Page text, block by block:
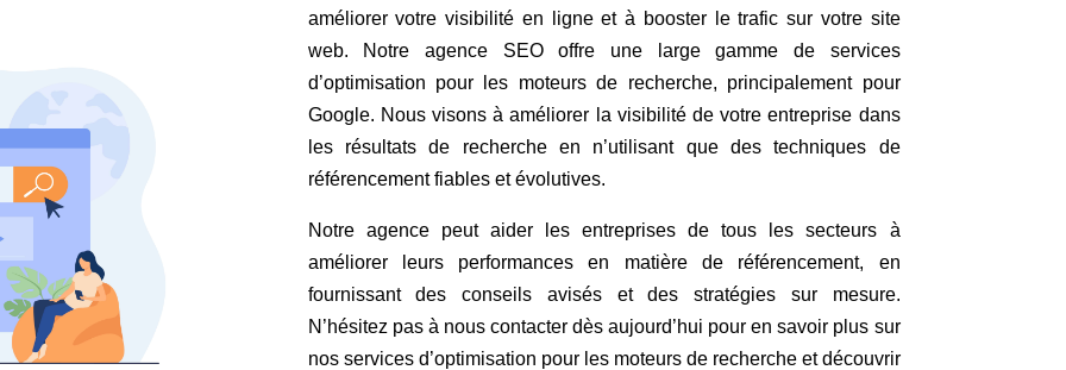
améliorer votre visibilité en ligne et à booster le trafic sur votre site
web. Notre agence SEO offre une large gamme de services
d’optimisation pour les moteurs de recherche, principalement pour
Google. Nous visons à améliorer la visibilité de votre entreprise dans
les résultats de recherche en n’utilisant que des techniques de
référencement fiables et évolutives.
Notre agence peut aider les entreprises de tous les secteurs à
améliorer leurs performances en matière de référencement, en
fournissant des conseils avisés et des stratégies sur mesure.
N’hésitez pas à nous contacter dès aujourd’hui pour en savoir plus sur
nos services d’optimisation pour les moteurs de recherche et découvrir